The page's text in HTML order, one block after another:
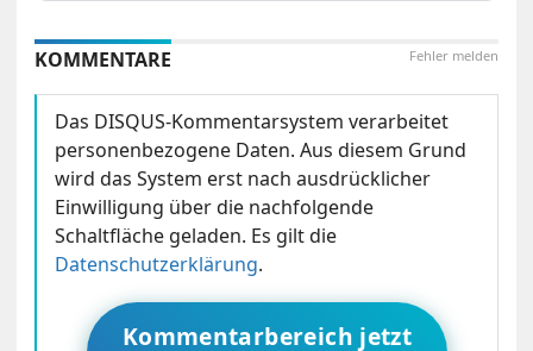
Fehler melden
KOMMENTARE
Das DISQUS-Kommentarsystem verarbeitet
personenbezogene Daten. Aus diesem Grund
wird das System erst nach ausdrücklicher
Einwilligung über die nachfolgende
Schaltfläche geladen. Es gilt die
Datenschutzerklärung.
Kommentarbereich jetzt